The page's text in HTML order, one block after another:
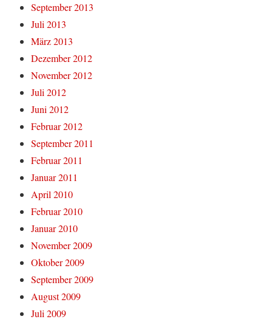
September 2013
Juli 2013
März 2013
Dezember 2012
November 2012
Juli 2012
Juni 2012
Februar 2012
September 2011
Februar 2011
Januar 2011
April 2010
Februar 2010
Januar 2010
November 2009
Oktober 2009
September 2009
August 2009
Juli 2009